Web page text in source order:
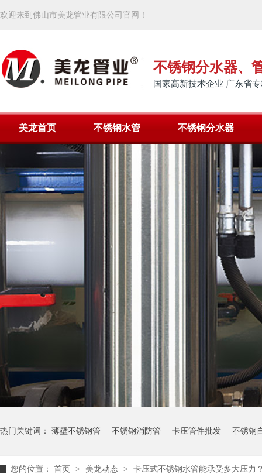
欢迎来到佛山市美龙管业有限公司官网！
不锈钢分水器、
国家高新技术企业 广东省
美龙首页 不锈钢水管 不锈钢分水器
热门关键词： 薄壁不锈钢管 不锈钢消防管 卡压管件批发 不锈钢
您的位置： 首页 > 美龙动态 > 卡压式不锈钢水管能承受多大压力